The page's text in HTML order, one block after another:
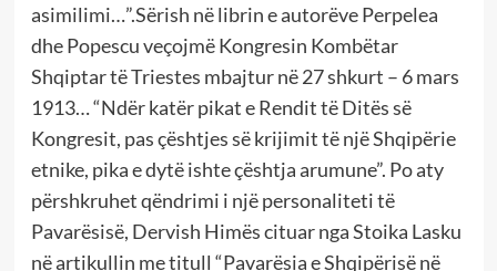
asimilimi…”.Sërish në librin e autorëve Perpelea
dhe Popescu veçojmë Kongresin Kombëtar
Shqiptar të Triestes mbajtur në 27 shkurt – 6 mars
1913… “Ndër katër pikat e Rendit të Ditës së
Kongresit, pas çështjes së krijimit të një Shqipërie
etnike, pika e dytë ishte çështja arumune”. Po aty
përshkruhet qëndrimi i një personaliteti të
Pavarësisë, Dervish Himës cituar nga Stoika Lasku
në artikullin me titull “Pavarësia e Shqipërisë në